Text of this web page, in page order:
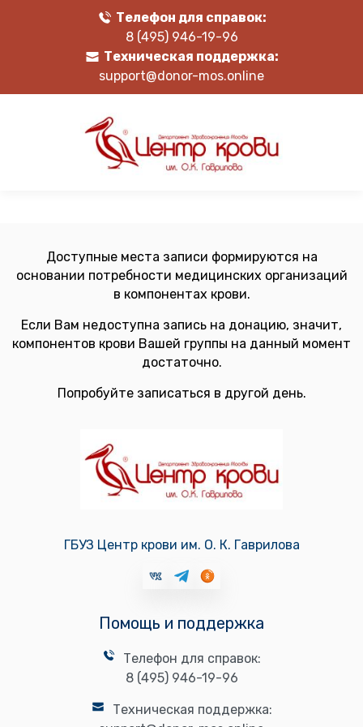
Телефон для справок:
8 (495) 946-19-96
Техническая поддержка:
support@donor-mos.online
Доступные места записи формируются на
основании потребности медицинских организаций
в компонентах крови.
Если Вам недоступна запись на донацию, значит,
компонентов крови Вашей группы на данный момент
достаточно.
Попробуйте записаться в другой день.
ГБУЗ Центр крови им. О. К. Гаврилова
Помощь и поддержка
Телефон для справок:
8 (495) 946-19-96
Техническая поддержка: